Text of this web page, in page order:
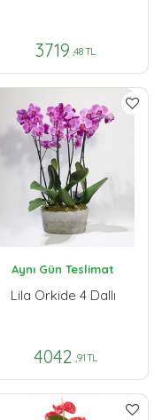
3719 ,48 TL
Aynı Gün Teslimat
Lila Orkide 4 Dallı
4042 ,91 TL